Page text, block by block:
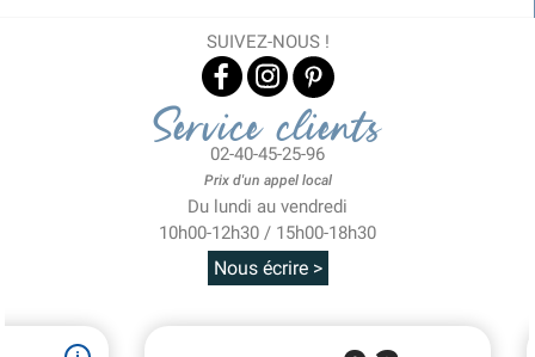
SUIVEZ-NOUS !
Service clients
02-40-45-25-96
Prix d'un appel local
Du lundi au vendredi
10h00-12h30 / 15h00-18h30
Nous écrire >